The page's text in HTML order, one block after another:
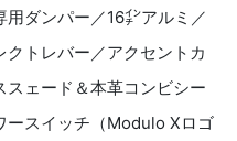
ダンパー／16㌅アルミ／
トレバー／アクセントカ
ェード＆本革コンビシー
ースイッチ（Modulo Xロゴ